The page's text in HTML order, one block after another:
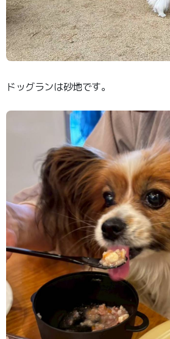
ドッグランは砂地です。